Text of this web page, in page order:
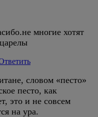
многие хотят
словом «песто»
песто, как
это и не совсем
на ура.